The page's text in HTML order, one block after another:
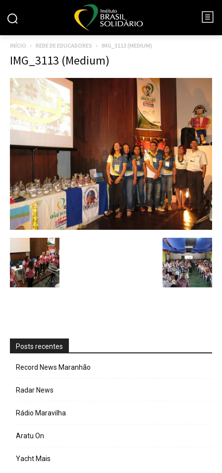
INÍCIO REDE DE EDUCADORES IMG_3113 (MEDIUM)
IMG_3113 (Medium)
Posts recentes
Record News Maranhão
Radar News
Rádio Maravilha
Aratu On
Yacht Mais